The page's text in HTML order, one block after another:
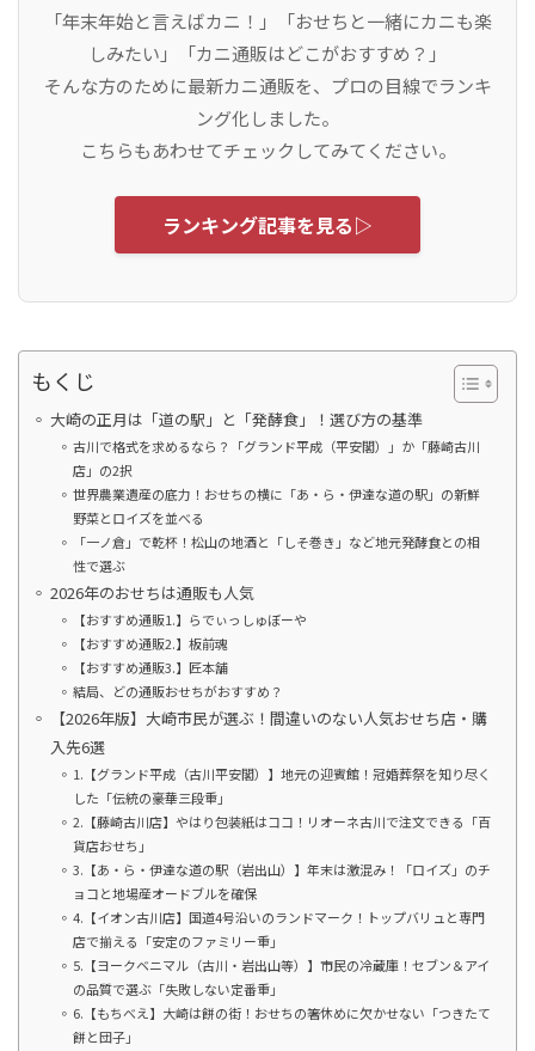
「年末年始と言えばカニ！」「おせちと一緒にカニも楽
しみたい」「カニ通販はどこがおすすめ？」
そんな方のために最新カニ通販を、プロの目線でランキ
ング化しました。
こちらもあわせてチェックしてみてください。
ランキング記事を見る▷
もくじ
大崎の正月は「道の駅」と「発酵食」！選び方の基準
古川で格式を求めるなら？「グランド平成（平安閣）」か「藤崎古川
店」の2択
世界農業遺産の底力！おせちの横に「あ・ら・伊達な道の駅」の新鮮
野菜とロイズを並べる
「一ノ倉」で乾杯！松山の地酒と「しそ巻き」など地元発酵食との相
性で選ぶ
2026年のおせちは通販も人気
【おすすめ通販1.】らでぃっしゅぼーや
【おすすめ通販2.】板前魂
【おすすめ通販3.】匠本舗
結局、どの通販おせちがおすすめ？
【2026年版】大崎市民が選ぶ！間違いのない人気おせち店・購
入先6選
1.【グランド平成（古川平安閣）】地元の迎賓館！冠婚葬祭を知り尽く
した「伝統の豪華三段重」
2.【藤崎古川店】やはり包装紙はココ！リオーネ古川で注文できる「百
貨店おせち」
3.【あ・ら・伊達な道の駅（岩出山）】年末は激混み！「ロイズ」のチ
ョコと地場産オードブルを確保
4.【イオン古川店】国道4号沿いのランドマーク！トップバリュと専門
店で揃える「安定のファミリー重」
5.【ヨークベニマル（古川・岩出山等）】市民の冷蔵庫！セブン＆アイ
の品質で選ぶ「失敗しない定番重」
6.【もちべえ】大崎は餅の街！おせちの箸休めに欠かせない「つきたて
餅と団子」